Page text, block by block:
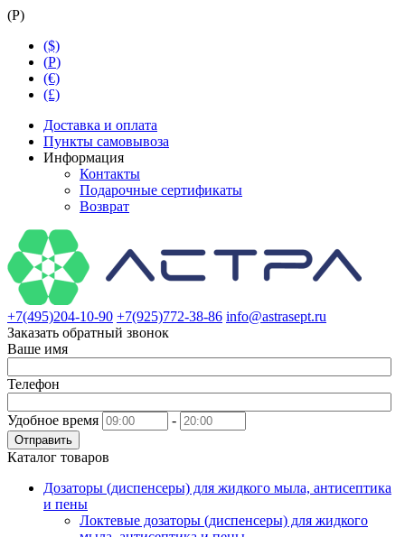
(Р)
($)
(Р)
(€)
(£)
Доставка и оплата
Пункты самовывоза
Информация
Контакты
Подарочные сертификаты
Возврат
+7(495)204-10-90 +7(925)772-38-86 info@astrasept.ru
Заказать обратный звонок
Ваше имя
Телефон
Удобное время -
Отправить
Каталог товаров
Дозаторы (диспенсеры) для жидкого мыла, антисептика
и пены
Локтевые дозаторы (диспенсеры) для жидкого